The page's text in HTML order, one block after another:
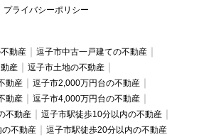
プライバシーポリシー
動産
逗子市中古一戸建ての不動産
産
逗子市土地の不動産
動産
逗子市2,000万円台の不動産
動産
逗子市4,000万円台の不動産
不動産
逗子市駅徒歩10分以内の不動産
不動産
逗子市駅徒歩20分以内の不動産